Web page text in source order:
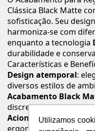
Utilizamos
Clássica Black Matte
sofisticação. Seu
harmoniza-se com
enquanto a tecnologia
durabilidade e
Características e
Design atemporal:
diversos estilos de
Acabamento Black
discreto.
Acionamento por
ergonômico.